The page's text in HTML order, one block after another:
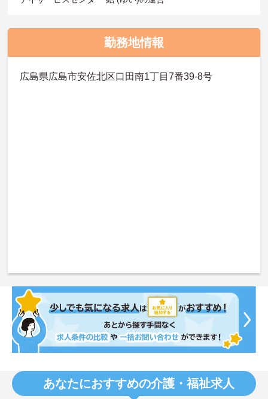
勤務地情報
広島県広島市安佐北区口田南1丁目7番39-8号
あなたにおすすめの介護・福祉求人